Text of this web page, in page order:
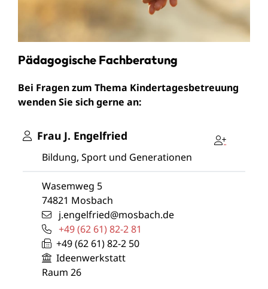
Pädagogische Fachberatung
Bei Fragen zum Thema Kindertagesbetreuung
wenden Sie sich gerne an:
Frau J. Engelfried
Bildung, Sport und Generationen
Wasemweg 5
74821 Mosbach
j.engelfried@mosbach.de
+49 (62 61) 82-281
+49 (6261) 82-2 50
Ideenwerkstatt
Raum 26